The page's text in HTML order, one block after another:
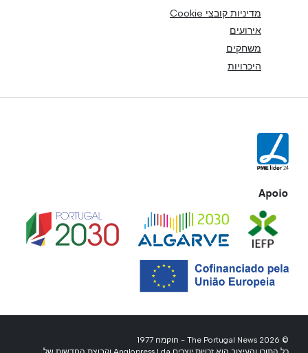
מדיניות קובצי Cookie
אירועים
משחקים
היכרויות
Apoio
© 2026 The Portugal News - הוקמה 1977